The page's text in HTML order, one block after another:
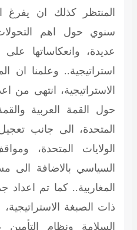
المنتظر كذلك ان يفرغ
سنوي حول اهم
عديدة، وانعكاساتها
استراتيجية.. وعلمنا ان
الاستراتيجية، انتهى
حول القمة العربية
المتحدة، الى جانب
الولايات المتحدة،
السياسي بالاضافة الى
المغاربية.. كما تم
ذات الصبغة
السلامة ونظام